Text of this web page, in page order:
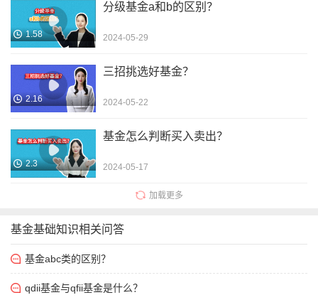
1.58
分级基金a和b的区别？
2024-05-29
2.16
三招挑选好基金？
2024-05-22
2.3
基金怎么判断买入卖出？
2024-05-17
加载更多
基金基础知识相关问答
基金abc类的区别？
qdii基金与qfii基金是什么？